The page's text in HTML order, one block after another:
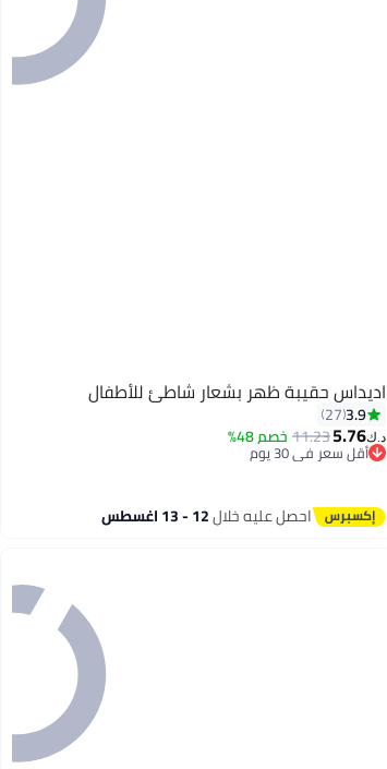
اديداس حقيبة ظهر بشعار شاطئ للأطفال
3.9
27
د.ك‏5.76
11.23 خصم 48%
أقل سعر في 30 يوم
احصل عليه خلال12 - 13 اغسطس